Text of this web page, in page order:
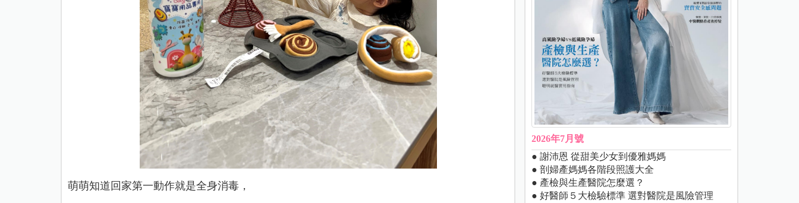
萌萌知道回家第一動作就是全身消毒，
2026年7月號
● 謝沛恩 從甜美少女到優雅媽媽
● 剖婦產媽媽各階段照護大全
● 產檢與生產醫院怎麼選？
● 好醫師５大檢驗標準 選對醫院是風險管理